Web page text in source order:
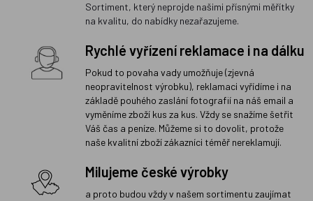
Sortiment, který neprojde našimi přísnými měřítky
na kvalitu, do nabídky nezařazujeme.
Rychlé vyřízení reklamace i na dálku
Pokud to povaha vady umožňuje (zjevná
neopravitelnost výrobku), reklamaci vyřídíme i na
základě pouhého zaslání fotografií na náš email a
vyměníme zboží kus za kus. Vždy se snažíme šetřit
Váš čas a peníze. Můžeme si to dovolit, protože
naše kvalitní zboží zákazníci téměř nereklamují.
Milujeme české výrobky
a proto budou vždy v našem sortimentu zaujímat